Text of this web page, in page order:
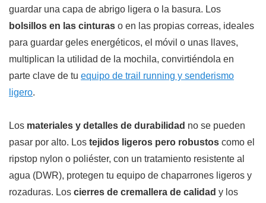
guardar una capa de abrigo ligera o la basura. Los
bolsillos en las cinturas o en las propias correas, ideales
para guardar geles energéticos, el móvil o unas llaves,
multiplican la utilidad de la mochila, convirtiéndola en
parte clave de tu equipo de trail running y senderismo
ligero.
Los materiales y detalles de durabilidad no se pueden
pasar por alto. Los tejidos ligeros pero robustos como el
ripstop nylon o poliéster, con un tratamiento resistente al
agua (DWR), protegen tu equipo de chaparrones ligeros y
rozaduras. Los cierres de cremallera de calidad y los